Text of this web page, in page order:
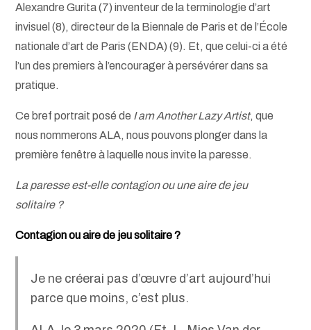
Alexandre Gurita (7) inventeur de la terminologie d’art
invisuel (8), directeur de la Biennale de Paris et de l’École
nationale d’art de Paris (ENDA) (9). Et, que celui-ci a été
l’un des premiers à l’encourager à persévérer dans sa
pratique.
Ce bref portrait posé de I am Another Lazy Artist, que
nous nommerons ALA, nous pouvons plonger dans la
première fenêtre à laquelle nous invite la paresse.
La paresse est-elle contagion ou une aire de jeu
solitaire ?
Contagion ou aire de jeu solitaire ?
Je ne créerai pas d’œuvre d’art aujourd’hui
parce que moins, c’est plus.